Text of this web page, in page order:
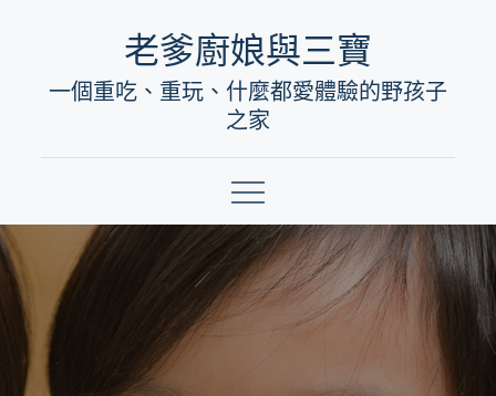
content
老爹廚娘與三寶
一個重吃、重玩、什麼都愛體驗的野孩子
之家